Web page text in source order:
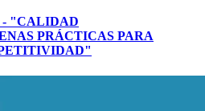
- "CALIDAD
PRÁCTICAS PARA